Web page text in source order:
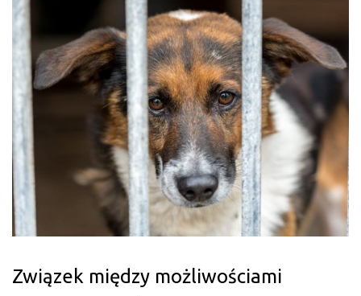
Związek między możliwościami